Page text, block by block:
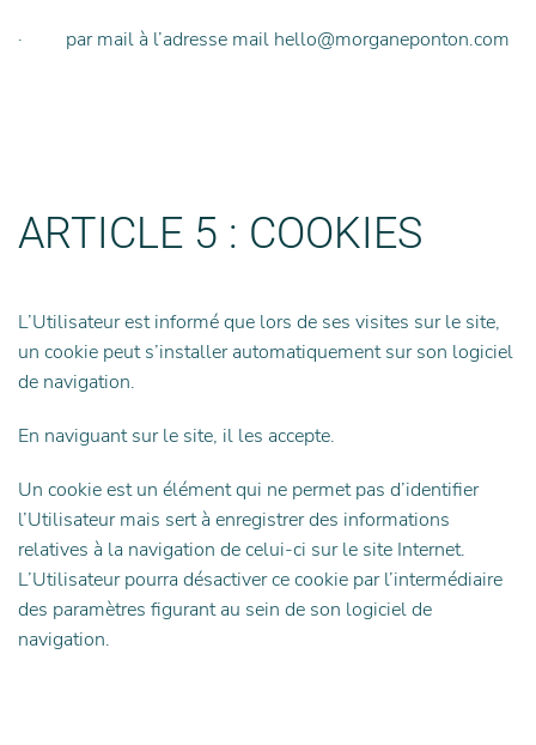
· par mail à l’adresse mail hello@morganeponton.com
ARTICLE 5 : COOKIES
L’Utilisateur est informé que lors de ses visites sur le site,
un cookie peut s’installer automatiquement sur son logiciel
de navigation.
En naviguant sur le site, il les accepte.
Un cookie est un élément qui ne permet pas d’identifier
l’Utilisateur mais sert à enregistrer des informations
relatives à la navigation de celui-ci sur le site Internet.
L’Utilisateur pourra désactiver ce cookie par l’intermédiaire
des paramètres figurant au sein de son logiciel de
navigation.